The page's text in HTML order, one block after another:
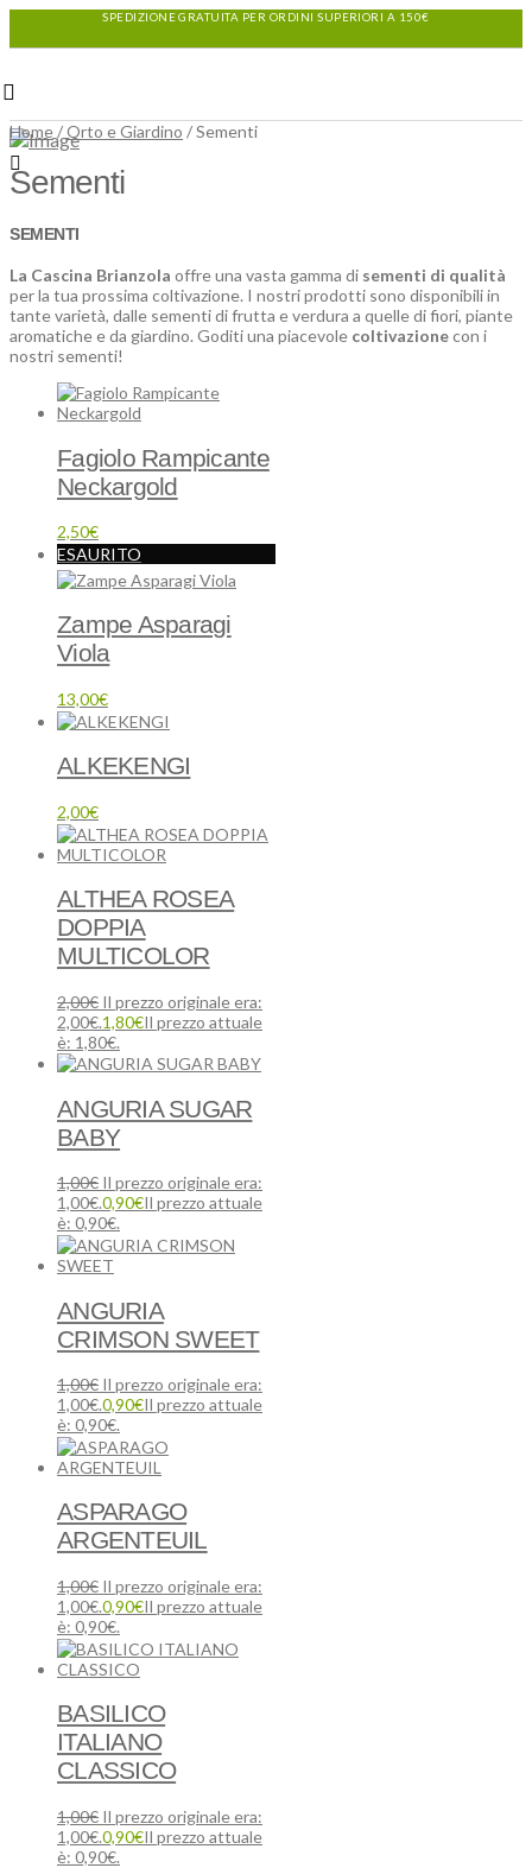
SPEDIZIONE GRATUITA PER ORDINI SUPERIORI A 150€
Home/Orto e Giardino / Sementi
Sementi
SEMENTI
La Cascina Brianzola offre una vasta gamma di sementi di qualità
per la tua prossima coltivazione. I nostri prodotti sono disponibili in
tante varietà, dalle sementi di frutta e verdura a quelle di fiori, piante
aromatiche e da giardino. Goditi una piacevole coltivazionecon i
nostri sementi!
Fagiolo Rampicante
Neckargold
2,50€
ESAURITO
Zampe Asparagi
Viola
13,00€
ALKEKENGI
2,00€
ALTHEA ROSEA
DOPPIA
MULTICOLOR
2,00€ Il prezzo originale era:
2,00€.1,80€Il prezzo attuale
è: 1,80€.
ANGURIA SUGAR
BABY
1,00€ Il prezzo originale era:
1,00€.0,90€Il prezzo attuale
è: 0,90€.
ANGURIA
CRIMSON SWEET
1,00€ Il prezzo originale era:
1,00€.0,90€Il prezzo attuale
è: 0,90€.
ASPARAGO
ARGENTEUIL
1,00€ Il prezzo originale era:
1,00€.0,90€Il prezzo attuale
è: 0,90€.
BASILICO
ITALIANO
CLASSICO
1,00€ Il prezzo originale era:
1,00€.0,90€Il prezzo attuale
è: 0,90€.